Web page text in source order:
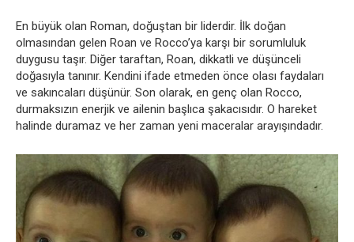
En büyük olan Roman, doğuştan bir liderdir. İlk doğan
olmasından gelen Roan ve Rocco’ya karşı bir sorumluluk
duygusu taşır. Diğer taraftan, Roan, dikkatli ve düşünceli
doğasıyla tanınır. Kendini ifade etmeden önce olası faydaları
ve sakıncaları düşünür. Son olarak, en genç olan Rocco,
durmaksızın enerjik ve ailenin başlıca şakacısıdır. O hareket
halinde duramaz ve her zaman yeni maceralar arayışındadır.